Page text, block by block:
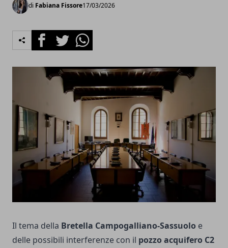
di Fabiana Fissore17/03/2026
FacebookTwitterWhatsapp
Il tema della Bretella Campogalliano-Sassuolo e
delle possibili interferenze con il pozzo acquifero C2